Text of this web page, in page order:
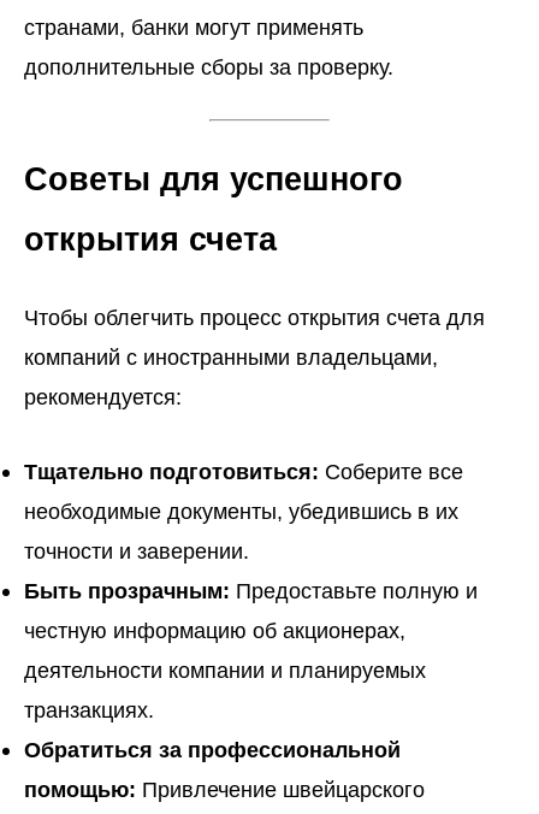
странами, банки могут применять
дополнительные сборы за проверку.
Советы для успешного
открытия счета
Чтобы облегчить процесс открытия счета для
компаний с иностранными владельцами,
рекомендуется:
Тщательно подготовиться: Соберите все
необходимые документы, убедившись в их
точности и заверении.
Быть прозрачным: Предоставьте полную и
честную информацию об акционерах,
деятельности компании и планируемых
транзакциях.
Обратиться за профессиональной
помощью: Привлечение швейцарского